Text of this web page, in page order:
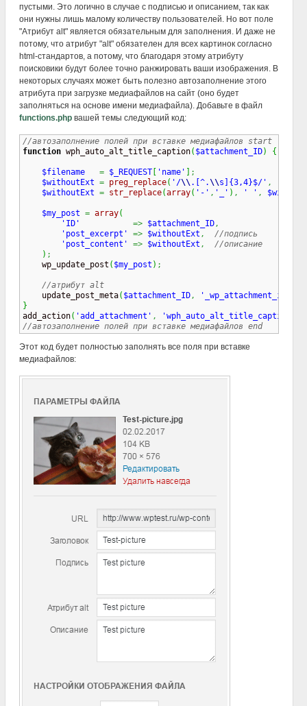
пустыми. Это логично в случае с подписью и описанием, так как
они нужны лишь малому количеству пользователей. Но вот поле
"Атрибут alt" является обязательным для заполнения. И даже не
потому, что атрибут "alt" обязателен для всех картинок согласно
html-стандартов, а потому, что благодаря этому атрибуту
поисковики будут более точно ранжировать ваши изображения. В
некоторых случаях может быть полезно автозаполнение этого
атрибута при загрузке медиафайлов на сайт (оно будет
заполняться на основе имени медиафайла). Добавьте в файл
functions.phpвашей темы следующий код:
//автозаполнение полей при вставке медиафайлов start
function wph_auto_alt_title_caption( $attachment_ID) {
$filename = $_REQUEST[ 'name'
;
$withoutExt = preg_replace( '/\\ .[^.\\s]{3,4}$/' ,
$withoutExt = str_replace(array( '-' , '_' ) , ' ' ,
$my_post = array(
'ID'
=> $attachment_ID,
'post_excerpt'
=> $withoutExt ,
//подпись
'post_content'
=> $withoutExt ,
//описание
) ;
    wp_update_post
( $my_post ) ;
//атрибут alt
    update_post_meta
( $attachment_ID,
}
add_action( 'add_attachment' , 'wph_auto_alt_title_caption'
//автозаполнение полей при вставке медиафайлов end
Этот код будет полностью заполнять все поля при вставке
медиафайлов: